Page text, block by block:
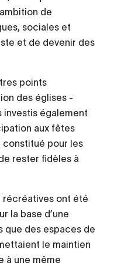
de
sociales et
et de devenir des
points
des églises -
investis également
aux fêtes
constitué pour les
rester fidèles à
récréatives ont été
la base d’une
que des espaces de
le maintien
à une même